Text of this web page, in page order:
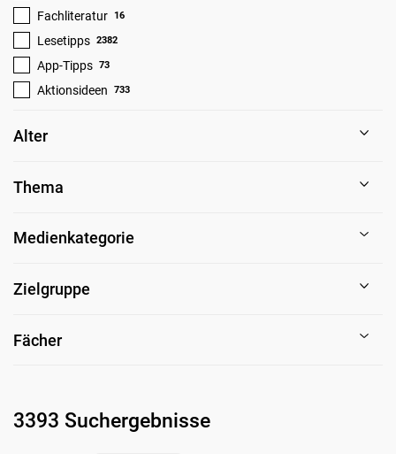
Lesetipps 2382
App-Tipps 73
Aktionsideen 733
Fachliteratur 16
Alter
Thema
Medienkategorie
Zielgruppe
Fächer
3393 Suchergebnisse